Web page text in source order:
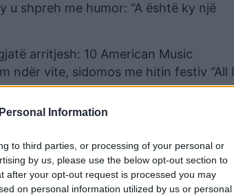
Information
to third parties, or processing of your personal or
by us, please use the below opt-out section to
after your opt-out request is processed you may
on personal information utilized by us or personal
u shpreh me humor: “A është ky një
arritjesh: 10 American Music
ndër vite, sidomos me hitin festiv “All I
matin arritjet artistike.